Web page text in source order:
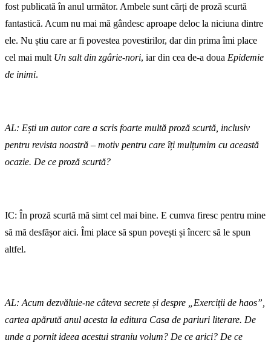
fost publicată în anul următor. Ambele sunt cărți de proză scurtă
fantastică. Acum nu mai mă gândesc aproape deloc la niciuna dintre
ele. Nu știu care ar fi povestea povestirilor, dar din prima îmi place
cel mai mult Un salt din zgârie-nori, iar din cea de-a doua Epidemie
de inimi.
AL: Ești un autor care a scris foarte multă proză scurtă, inclusiv
pentru revista noastră – motiv pentru care îți mulțumim cu această
ocazie. De ce proză scurtă?
IC: În proză scurtă mă simt cel mai bine. E cumva firesc pentru mine
să mă desfășor aici. Îmi place să spun povești și încerc să le spun
altfel.
AL: Acum dezvăluie-ne câteva secrete și despre „Exerciții de haos”,
cartea apărută anul acesta la editura Casa de pariuri literare. De
unde a pornit ideea acestui straniu volum? De ce arici? De ce